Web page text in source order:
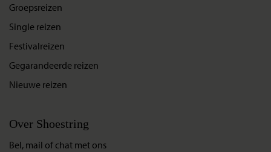
Groepsreizen
Single reizen
Festivalreizen
Gegarandeerde reizen
Nieuwe reizen
Over Shoestring
Bel, mail of chat met ons